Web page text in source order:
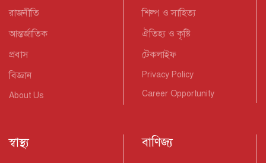
রাজনীতি
আন্তর্জাতিক
প্রবাস
বিজ্ঞান
About Us
শিল্প ও সাহিত্য
ঐতিহ্য ও কৃষ্টি
টেকলাইফ
Privacy Policy
Career Opportunity
স্বাস্থ্য বাণিজ্য